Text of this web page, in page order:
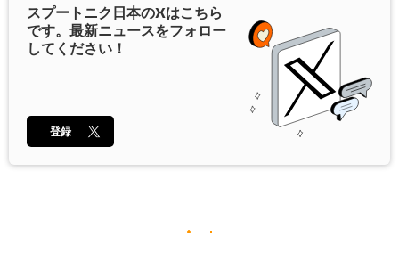
スプートニク日本のXはこちら
です。最新ニュースをフォロー
してください！
登録